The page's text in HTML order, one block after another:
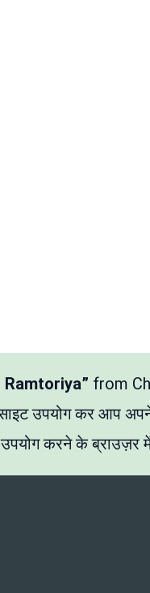
Ramtoriya” from
उपयोग कर आप अपने
करने के ब्राउज़र